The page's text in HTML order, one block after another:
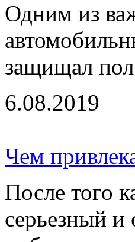
Одним из
защищал пол
6.08.2019
Чем
После того
серьезный и